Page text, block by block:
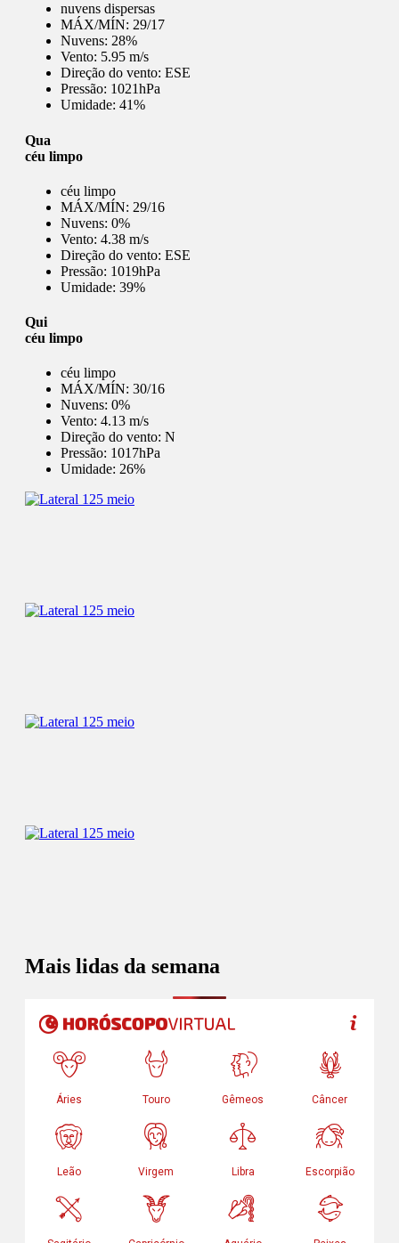
nuvens dispersas
MÁX/MÍN: 29/17
Nuvens: 28%
Vento: 5.95 m/s
Direção do vento: ESE
Pressão: 1021hPa
Umidade: 41%
Qua
céu limpo
céu limpo
MÁX/MÍN: 29/16
Nuvens: 0%
Vento: 4.38 m/s
Direção do vento: ESE
Pressão: 1019hPa
Umidade: 39%
Qui
céu limpo
céu limpo
MÁX/MÍN: 30/16
Nuvens: 0%
Vento: 4.13 m/s
Direção do vento: N
Pressão: 1017hPa
Umidade: 26%
Mais lidas da semana